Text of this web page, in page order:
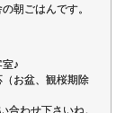
朝ごはんです。
♪
お盆、観桜期除
わせ下さいね。